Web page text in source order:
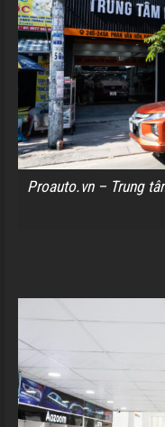
Proauto.vn – Trung